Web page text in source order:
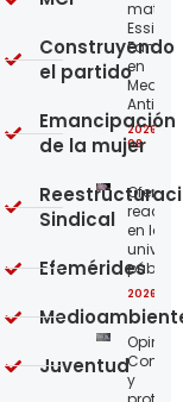
matriz
Essity-
Familia
en
2026-
08
en las
2026-
y
Construyendo
el partido
Emancipación
de la mujer
Sindical
Efemérides
Juventud